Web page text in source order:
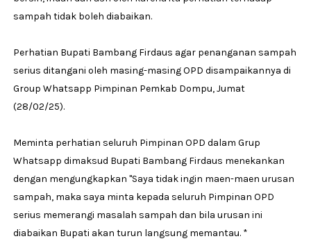
sampah tidak boleh diabaikan.
Perhatian Bupati Bambang Firdaus agar penanganan sampah
serius ditangani oleh masing-masing OPD disampaikannya di
Group Whatsapp Pimpinan Pemkab Dompu, Jumat
(28/02/25).
Meminta perhatian seluruh Pimpinan OPD dalam Grup
Whatsapp dimaksud Bupati Bambang Firdaus menekankan
dengan mengungkapkan "Saya tidak ingin maen-maen urusan
sampah, maka saya minta kepada seluruh Pimpinan OPD
serius memerangi masalah sampah dan bila urusan ini
diabaikan Bupati akan turun langsung memantau. *